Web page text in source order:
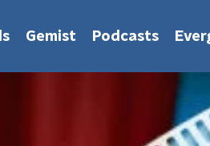
Gemist Podcasts